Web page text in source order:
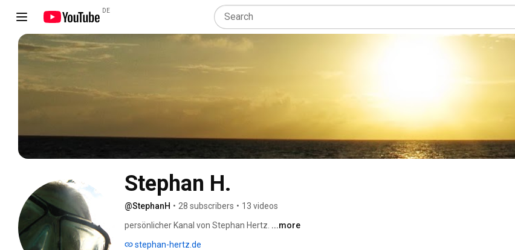
DE
Stephan H.
@StephanH • 28 subscribers • 13 videos
persönlicher Kanal von Stephan Hertz. ...more
stephan-hertz.de